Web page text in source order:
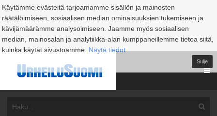
Käytämme evästeitä tarjoamamme sisällön ja mainosten
räätälöimiseen, sosiaalisen median ominaisuuksien tukemiseen ja
kävijämäärämme analysoimiseen. Jaamme myös sosiaalisen
median, mainosalan ja analytiikka-alan kumppaneillemme tietoa siitä,
kuinka käytät sivustoamme. Näytä tiedot
Sulje